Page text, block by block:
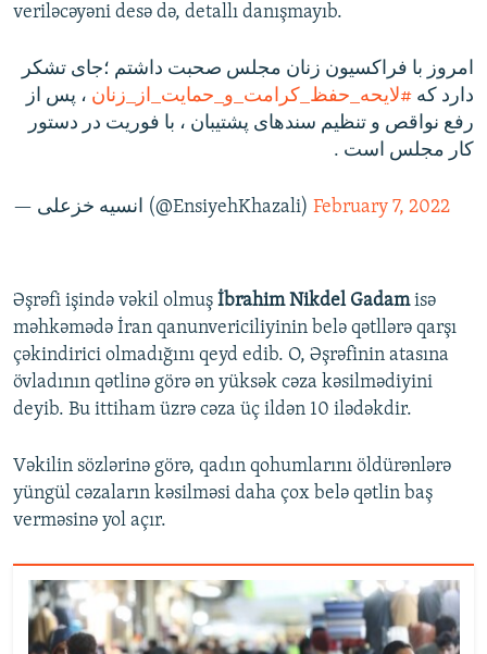
veriləcəyəni desə də, detallı danışmayıb.
امروز با فراکسیون زنان مجلس صحبت داشتم ؛جای تشکر
دارد که #لایحه_حفظ_کرامت_و_حمایت_از_زنان ، پس از
رفع نواقص و تنظیم سندهای پشتیبان ، با فوریت در دستور
کار مجلس است .
— انسیه خزعلی (@EnsiyehKhazali) February 7, 2022
Əşrəfi işində vəkil olmuş İbrahim Nikdel Gadamisə
məhkəmədə İran qanunvericiliyinin belə qətllərə qarşı
çəkindirici olmadığını qeyd edib. O, Əşrəfinin atasına
övladının qətlinə görə ən yüksək cəza kəsilmədiyini
deyib. Bu ittiham üzrə cəza üç ildən 10 ilədəkdir.
Vəkilin sözlərinə görə, qadın qohumlarını öldürənlərə
yüngül cəzaların kəsilməsi daha çox belə qətlin baş
verməsinə yol açır.